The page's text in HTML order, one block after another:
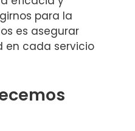
para la
es asegurar
en cada servicio